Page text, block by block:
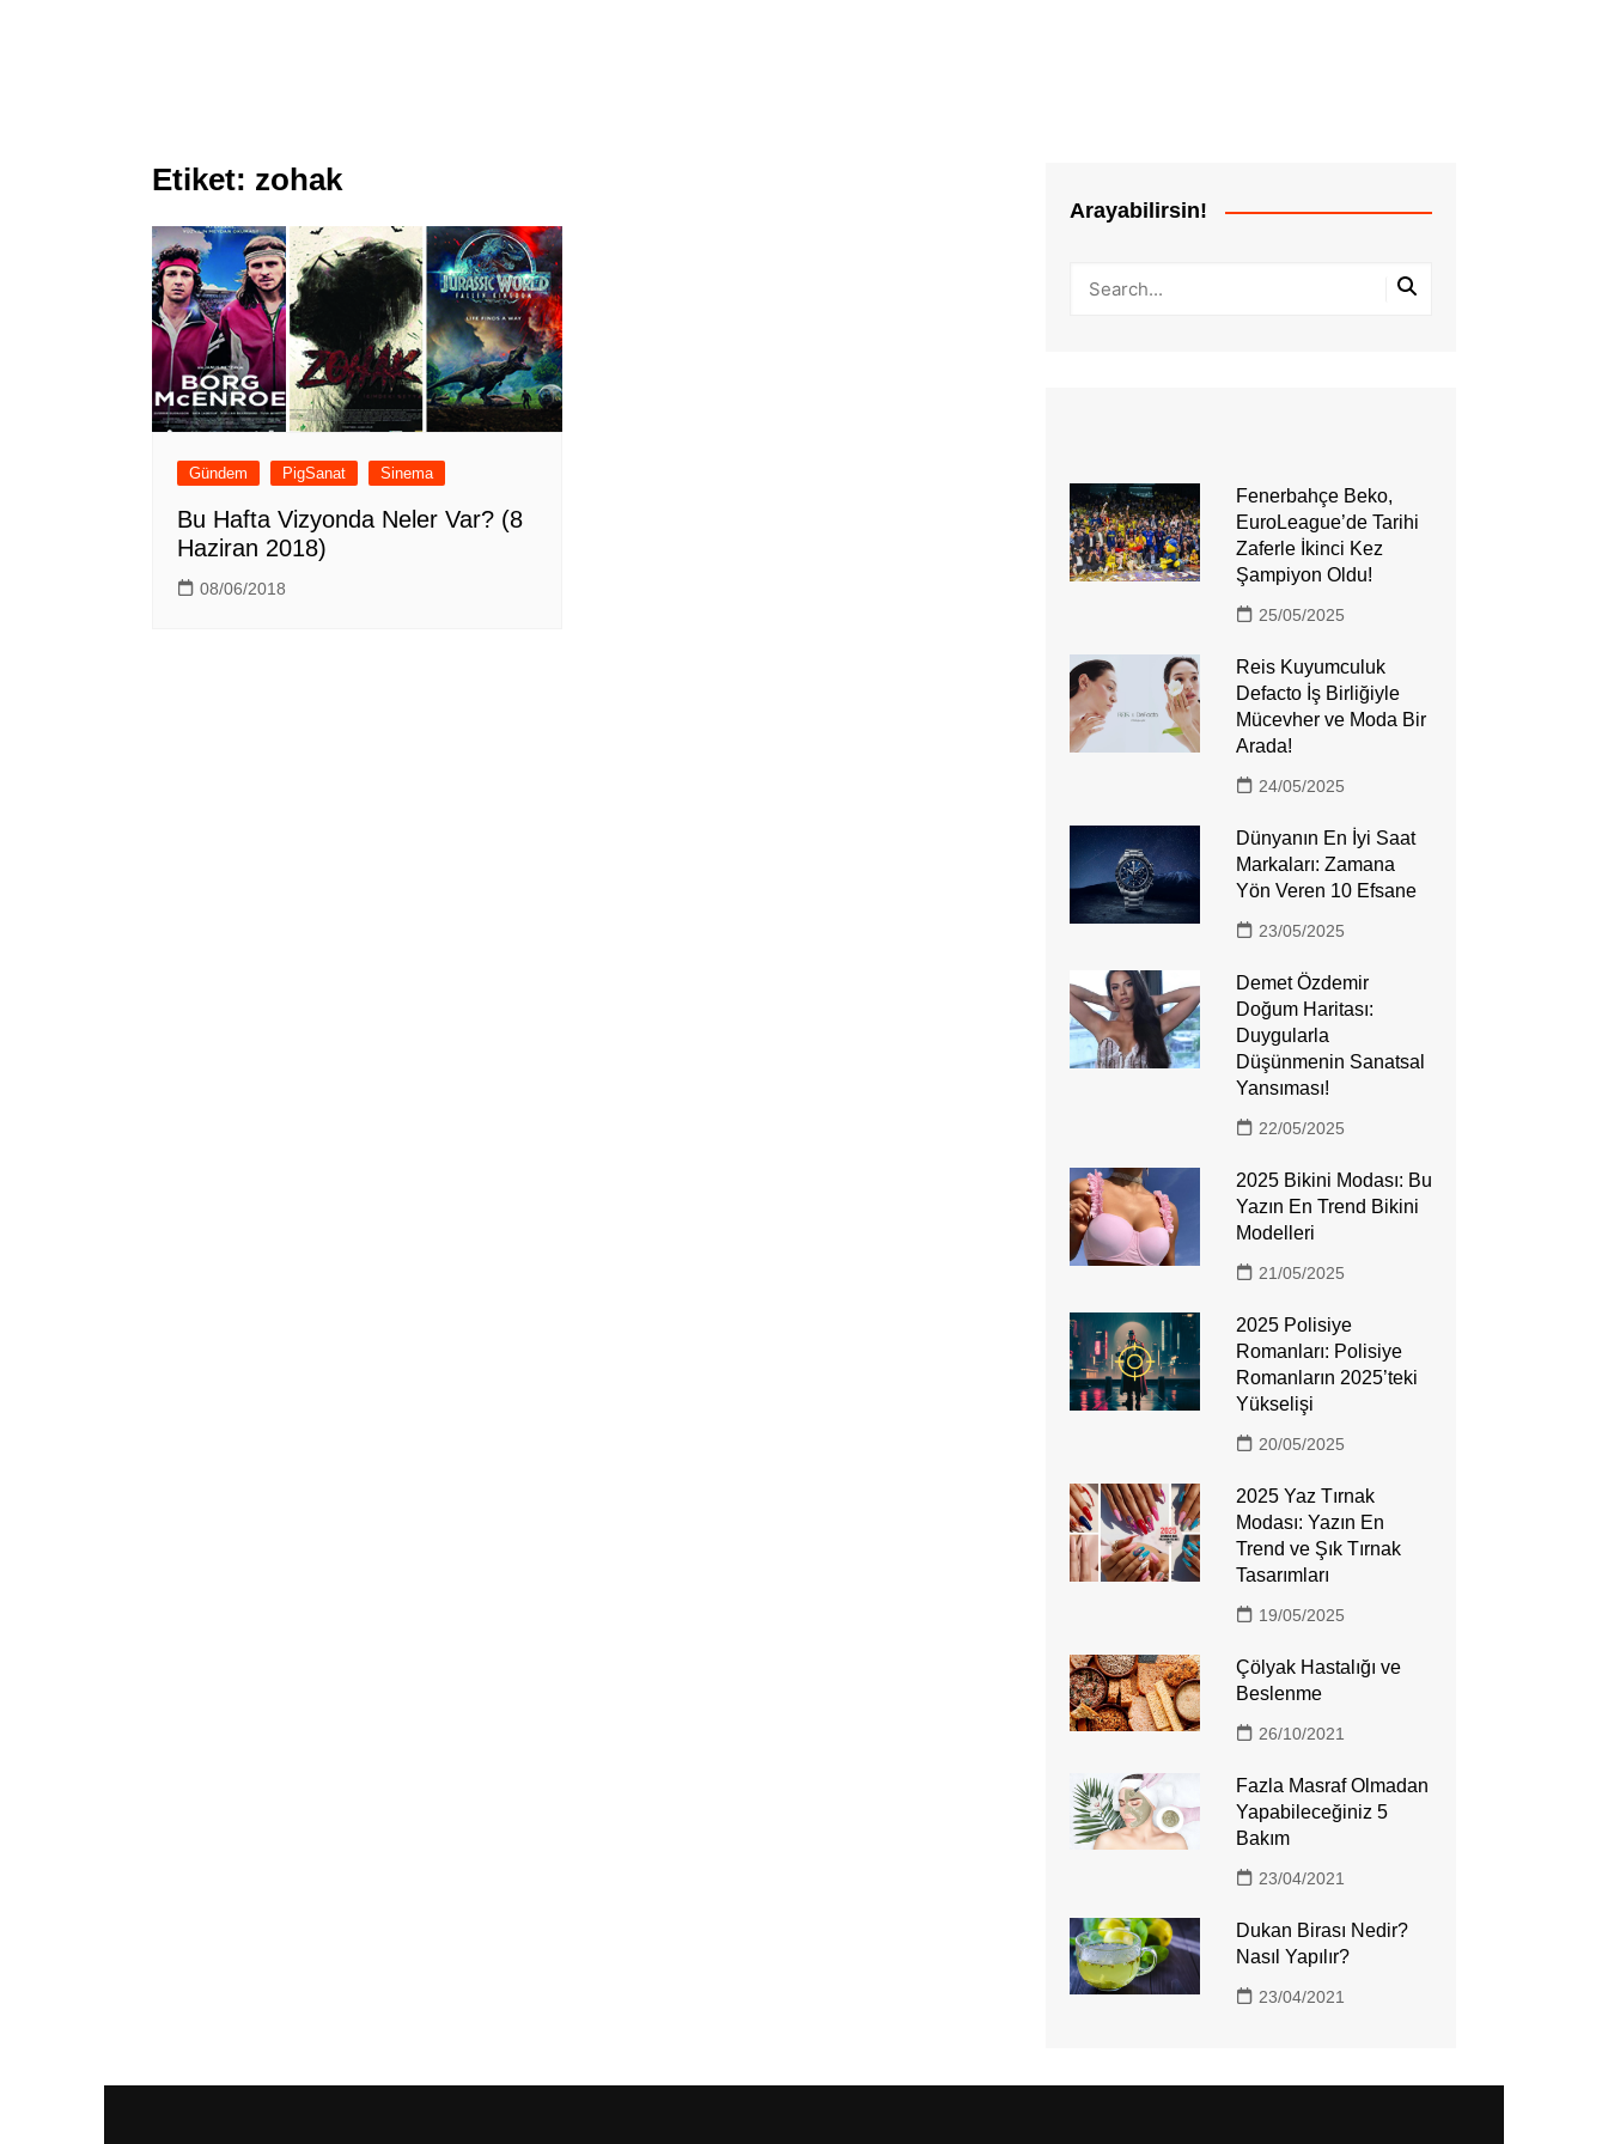
Etiket: zohak
Gündem PigSanat Sinema
Bu Hafta Vizyonda Neler Var? (8
Haziran 2018)
08/06/2018
Arayabilirsin!
Fenerbahçe Beko,
EuroLeague’de Tarihi
Zaferle İkinci Kez
Şampiyon Oldu!
25/05/2025
Reis Kuyumculuk
Defacto İş Birliğiyle
Mücevher ve Moda Bir
Arada!
24/05/2025
Dünyanın En İyi Saat
Markaları: Zamana
Yön Veren 10 Efsane
23/05/2025
Demet Özdemir
Doğum Haritası:
Duygularla
Düşünmenin Sanatsal
Yansıması!
22/05/2025
2025 Bikini Modası: Bu
Yazın En Trend Bikini
Modelleri
21/05/2025
2025 Polisiye
Romanları: Polisiye
Romanların 2025’teki
Yükselişi
20/05/2025
2025 Yaz Tırnak
Modası: Yazın En
Trend ve Şık Tırnak
Tasarımları
19/05/2025
Çölyak Hastalığı ve
Beslenme
26/10/2021
Fazla Masraf Olmadan
Yapabileceğiniz 5
Bakım
23/04/2021
Dukan Birası Nedir?
Nasıl Yapılır?
23/04/2021